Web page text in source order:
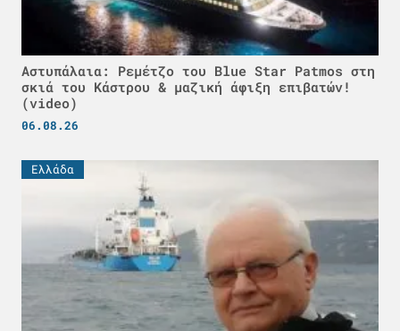
Αστυπάλαια: Ρεμέτζο του Blue Star Patmos στη
σκιά του Κάστρου & μαζική άφιξη επιβατών!
(video)
06.08.26
Ελλάδα